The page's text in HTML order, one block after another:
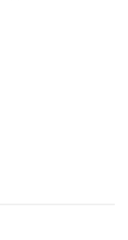
Іроденко –